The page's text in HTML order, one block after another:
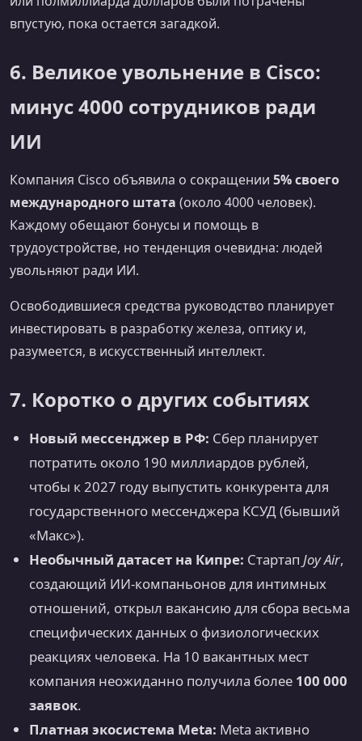
впустую, пока остается загадкой.
6. Великое увольнение в Cisco:
минус 4000 сотрудников ради
ИИ
Компания Cisco объявила о сокращении 5% своего
международного штата (около 4000 человек).
Каждому обещают бонусы и помощь в
трудоустройстве, но тенденция очевидна: людей
увольняют ради ИИ.
Освободившиеся средства руководство планирует
инвестировать в разработку железа, оптику и,
разумеется, в искусственный интеллект.
7. Коротко о других событиях
Новый мессенджер в РФ: Сбер планирует
потратить около 190 миллиардов рублей,
чтобы к 2027 году выпустить конкурента для
государственного мессенджера КСУД (бывший
«Макс»).
Необычный датасет на Кипре: Стартап Joy Air,
создающий ИИ-компаньонов для интимных
отношений, открыл вакансию для сбора весьма
специфических данных о физиологических
реакциях человека. На 10 вакантных мест
компания неожиданно получила более 100 000
заявок.
Платная экосистема Meta: Meta активно